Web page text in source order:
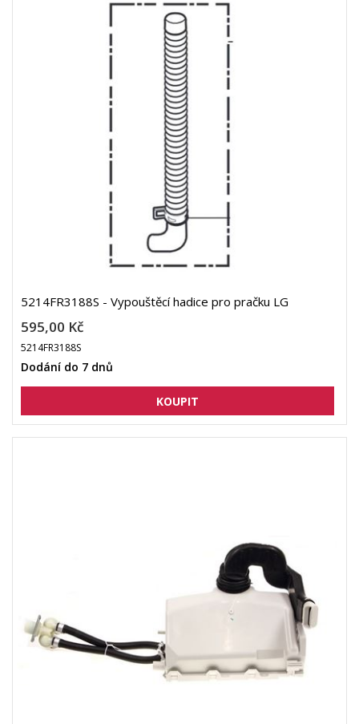
5214FR3188S - Vypouštěcí hadice pro pračku LG
595,00 Kč
5214FR3188S
Dodání do 7 dnů